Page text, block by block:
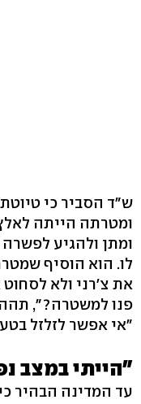
ש"ד הסביר כי
ומטרתה הייתה
ומתן ולהגיע
לו. הוא הוסיף
את צ'רני ולא
פנו למשטרה?", תהה
"אי אפשר לזלזל
"הייתי במצב
עד המדינה הבהיר